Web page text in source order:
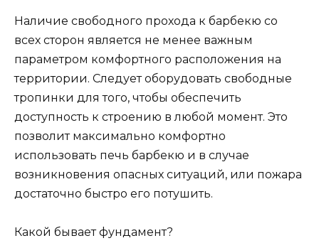
Наличие свободного прохода к барбекю со
всех сторон является не менее важным
параметром комфортного расположения на
территории. Следует оборудовать свободные
тропинки для того, чтобы обеспечить
доступность к строению в любой момент. Это
позволит максимально комфортно
использовать печь барбекю и в случае
возникновения опасных ситуаций, или пожара
достаточно быстро его потушить.
Какой бывает фундамент?